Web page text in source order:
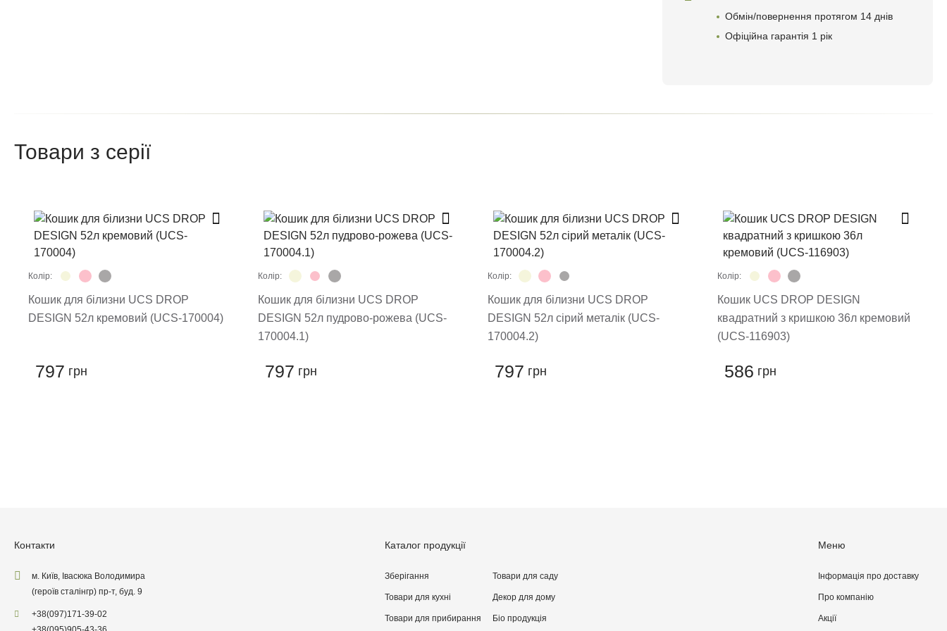
Залишити відгук
Обмін/повернення протягом 14 днів
Офіційна гарантія 1 рік
Товари з серії
Колір:
Кошик для білизни UCS DROP
DESIGN 52л кремовий (UCS-170004)
797 грн
Колір:
Кошик для білизни UCS DROP
DESIGN 52л пудрово-рожева (UCS-
170004.1)
797 грн
Колір:
Кошик для білизни UCS DROP
DESIGN 52л сірий металік (UCS-
170004.2)
797 грн
Колір:
Кошик UCS DROP DESIGN
квадратний з кришкою 36л кремовий
(UCS-116903)
586 грн
Контакти
м. Київ, Івасюка Володимира
(героїв сталінгр) пр-т, буд. 9
+38(097)171-39-02
Каталог продукції
Зберігання
Товари для кухні
Товари для прибирання
Товари для саду
Декор для дому
Бiо продукція
Меню
Інформація про доставку
Про компанiю
Акції